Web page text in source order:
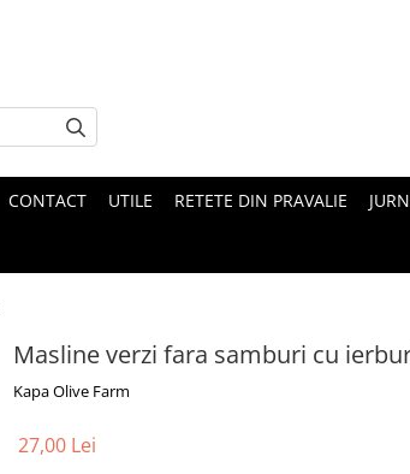
CONTACT UTILE RETETE DIN PRAVALIE
Masline verzi fara samburi cu
Kapa Olive Farm
27,00 Lei